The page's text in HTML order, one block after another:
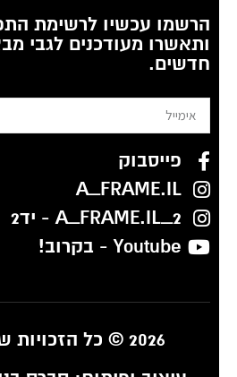
הרשמו עכשיו לרשימת
ותאשרו מעודכנים לגבי
חדשים.
פייסבוק
A_FRAME.IL
A_FRAME.IL_2 - יד2
Youtube - בקרוב!
2026 © כל הזכויות שמורות.